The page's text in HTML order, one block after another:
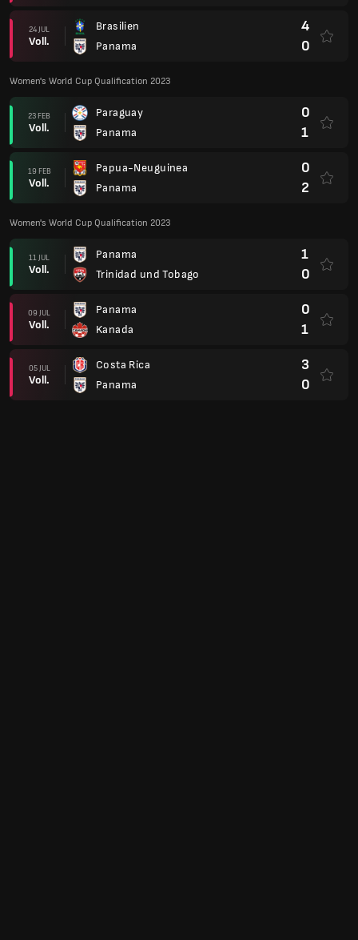
24 JUL
Voll.
Brasilien
Panama
4
0
Women's World Cup Qualification 2023
23 FEB
Voll.
Paraguay
Panama
0
1
19 FEB
Voll.
Papua-Neuguinea
Panama
0
2
Women's World Cup Qualification 2023
11 JUL
Voll.
Panama
Trinidad und Tobago
1
0
09 JUL
Voll.
Panama
Kanada
0
1
05 JUL
Voll.
Costa Rica
Panama
3
0